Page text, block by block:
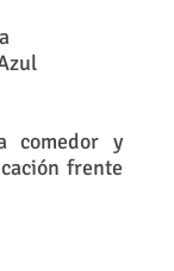
comedor y
frente